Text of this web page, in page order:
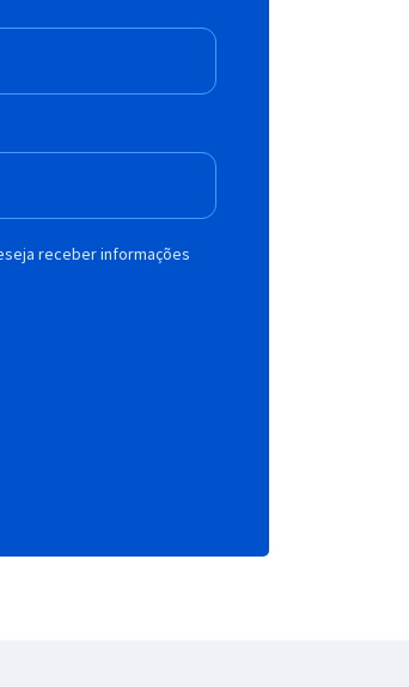
receber informações